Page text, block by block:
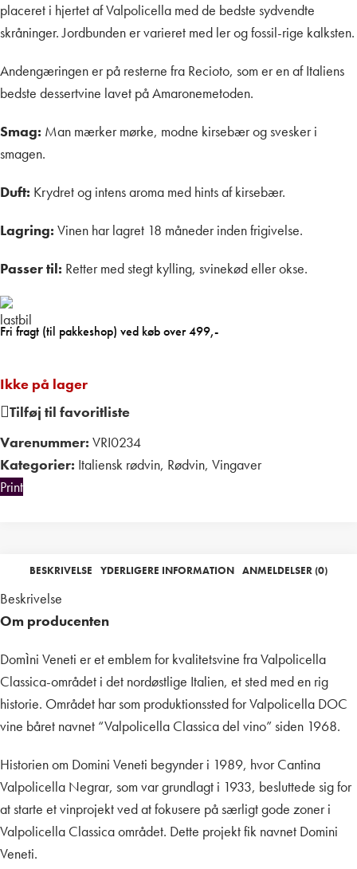
placeret i hjertet af Valpolicella med de bedste sydvendte
skråninger. Jordbunden er varieret med ler og fossil-rige kalksten.
Andengæringen er på resterne fra Recioto, som er en af Italiens
bedste dessertvine lavet på Amaronemetoden.
Smag: Man mærker mørke, modne kirsebær og svesker i
smagen.
Duft: Krydret og intens aroma med hints af kirsebær.
Lagring: Vinen har lagret 18 måneder inden frigivelse.
Passer til: Retter med stegt kylling, svinekød eller okse.
Fri fragt (til pakkeshop) ved køb over 499,-
Ikke på lager
Tilføj til favoritliste
Varenummer: VRI0234
Kategorier: Italiensk rødvin, Rødvin, Vingaver
Print
BESKRIVELSE YDERLIGERE INFORMATION ANMELDELSER (0)
Beskrivelse
Om producenten
Domìni Veneti er et emblem for kvalitetsvine fra Valpolicella
Classica-området i det nordøstlige Italien, et sted med en rig
historie. Området har som produktionssted for Valpolicella DOC
vine båret navnet “Valpolicella Classica del vino” siden 1968.
Historien om Domini Veneti begynder i 1989, hvor Cantina
Valpolicella Negrar, som var grundlagt i 1933, besluttede sig for
at starte et vinprojekt ved at fokusere på særligt gode zoner i
Valpolicella Classica området. Dette projekt fik navnet Domini
Veneti.